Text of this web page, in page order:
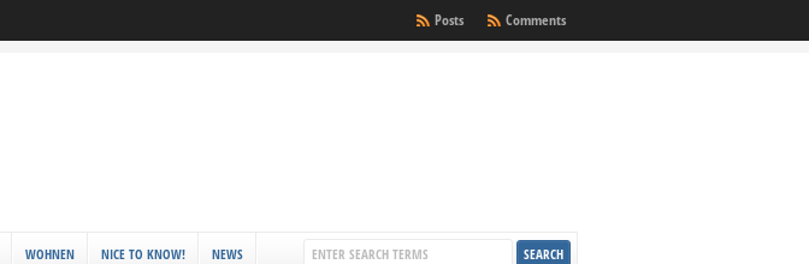
Comments
Posts
WOHNEN NICE TO KNOW! NEWS